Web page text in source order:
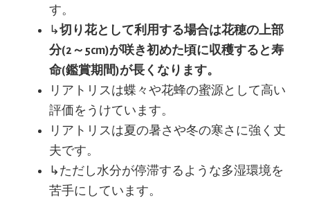
す。
↳切り花として利用する場合は花穂の上部
分(2～5cm)が咲き初めた頃に収穫すると寿
命(鑑賞期間)が長くなります。
リアトリスは蝶々や花蜂の蜜源として高い
評価をうけています。
リアトリスは夏の暑さや冬の寒さに強く丈
夫です。
↳ただし水分が停滞するような多湿環境を
苦手にしています。